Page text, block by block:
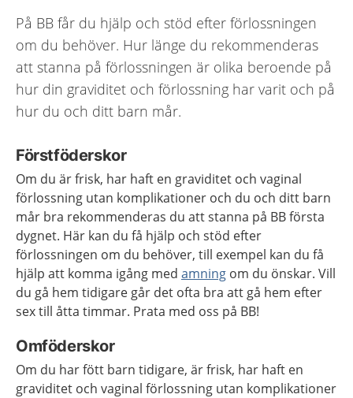
På BB får du hjälp och stöd efter förlossningen
om du behöver. Hur länge du rekommenderas
att stanna på förlossningen är olika beroende på
hur din graviditet och förlossning har varit och på
hur du och ditt barn mår.
Förstföderskor
Om du är frisk, har haft en graviditet och vaginal
förlossning utan komplikationer och du och ditt barn
mår bra rekommenderas du att stanna på BB första
dygnet. Här kan du få hjälp och stöd efter
förlossningen om du behöver, till exempel kan du få
hjälp att komma igång med amning om du önskar. Vill
du gå hem tidigare går det ofta bra att gå hem efter
sex till åtta timmar. Prata med oss på BB!
Omföderskor
Om du har fött barn tidigare, är frisk, har haft en
graviditet och vaginal förlossning utan komplikationer